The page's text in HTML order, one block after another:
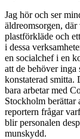
Jag hör och ser
äldreomsorgen,
plastförkläde och
i dessa
en socialchef i en
att de behöver
konstaterad smitta.
bara arbetar med
Stockholm berättar
reportern frågar
blir personalen
munskydd.